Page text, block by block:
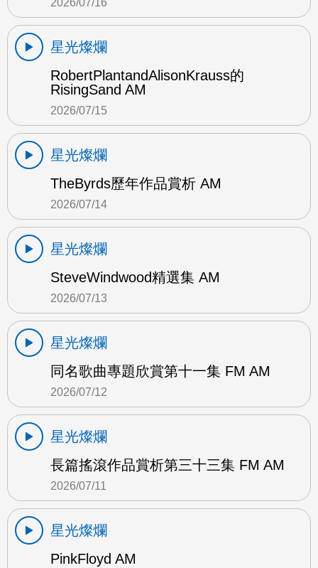
2026/07/16
星光燦爛
RobertPlantandAlisonKrauss的
RisingSand AM
2026/07/15
星光燦爛
TheByrds歷年作品賞析 AM
2026/07/14
星光燦爛
SteveWindwood精選集 AM
2026/07/13
星光燦爛
同名歌曲專題欣賞第十一集 FM AM
2026/07/12
星光燦爛
長篇搖滾作品賞析第三十三集 FM AM
2026/07/11
星光燦爛
PinkFloyd AM